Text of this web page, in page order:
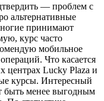
— проблем с
альтернативные
принимают
курс часто
мобильное
Что касается
центрах Lucky Plaza и
курсы. Интересный
менее выгодным